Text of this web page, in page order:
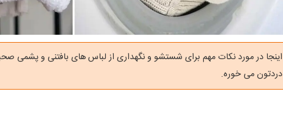
اینجا در مورد نکات مهم برای شستشو و نگهداری از لباس های بافتنی و پشمی
دردتون می خوره.